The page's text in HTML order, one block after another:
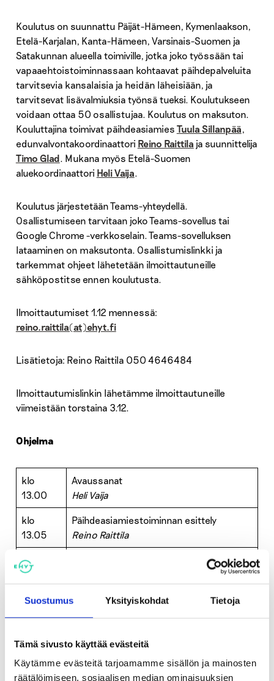
Suostumus Yksityiskohdat Tietoja
Tämä sivusto käyttää evästeitä
Käytämme evästeitä tarjoamamme sisällön ja mainosten
räätälöimiseen, sosiaalisen median ominaisuuksien
Koulutus on suunnattu Päijät-Hämeen, Kymenlaakson,
Etelä-Karjalan, Kanta-Hämeen, Varsinais-Suomen ja
Satakunnan alueella toimiville, jotka joko työssään tai
vapaaehtoistoiminnassaan kohtaavat päihdepalveluita
tarvitsevia kansalaisia ja heidän läheisiään, ja
tarvitsevat lisävalmiuksia työnsä tueksi. Koulutukseen
voidaan ottaa 50 osallistujaa. Koulutus on maksuton.
Kouluttajina toimivat päihdeasiamies Tuula Sillanpää,
edunvalvontakoordinaattori Reino Raittila ja suunnittelija
Timo Glad. Mukana myös Etelä-Suomen
aluekoordinaattori Heli Vaija.
Koulutus järjestetään Teams-yhteydellä.
Osallistumiseen tarvitaan joko Teams-sovellus tai
Google Chrome -verkkoselain. Teams-sovelluksen
lataaminen on maksutonta. Osallistumislinkki ja
tarkemmat ohjeet lähetetään ilmoittautuneille
sähköpostitse ennen koulutusta.
Ilmoittautumiset 1.12 mennessä:
reino.raittila(at)ehyt.fi
Lisätietoja: Reino Raittila 050 4646484
Ilmoittautumislinkin lähetämme ilmoittautuneille
viimeistään torstaina 3.12.
Ohjelma
klo
13.00
Avaussanat
Heli Vaija
klo
13.05
Päihdeasiamiestoiminnan esittely
Reino Raittila
klo 13.15
Päihdeasiakkaan asema ja oikeudet, osa
klo
Puheeksiotto ja puheeksioton välineet